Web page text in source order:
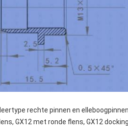
rechte pinnen en
GX12 met ronde flens, GX12